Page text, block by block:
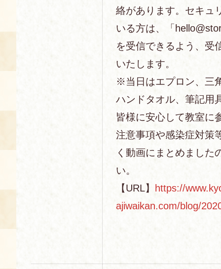
絡があります。セキュ
いる方は、「
を受信できるよう、受
いたします。
※当日はエプロン、三
ハンドタオル、筆記用
皆様に安心して教室に
注意事項や感染症対策
く動画にまとめました
い。
【URL】
https://
ajiwaikan.com/blog/